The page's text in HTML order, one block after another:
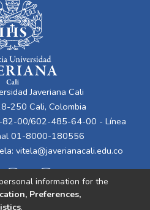
Javeriana Cali
250 Cali, Colombia
00/602-485-64-00 - Línea
01-8000-180556
vitela@javerianacali.edu.co
information for the
Preferences,
.